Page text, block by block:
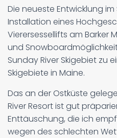
Die neueste Entwicklung
Installation eines
Vierersessellifts am Barker
und
Sunday River Skigebiet zu
Skigebiete in Maine.
Das an der Ostküste
River Resort ist gut
Enttäuschung, die ich
wegen des schlechten